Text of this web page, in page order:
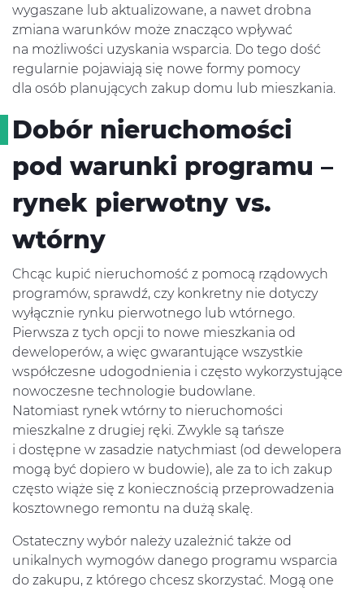
wygaszane lub aktualizowane, a nawet drobna
zmiana warunków może znacząco wpływać
na możliwości uzyskania wsparcia. Do tego dość
regularnie pojawiają się nowe formy pomocy
dla osób planujących zakup domu lub mieszkania.
Dobór nieruchomości
pod warunki programu –
rynek pierwotny vs.
wtórny
Chcąc kupić nieruchomość z pomocą rządowych
programów, sprawdź, czy konkretny nie dotyczy
wyłącznie rynku pierwotnego lub wtórnego.
Pierwsza z tych opcji to nowe mieszkania od
deweloperów, a więc gwarantujące wszystkie
współczesne udogodnienia i często wykorzystujące
nowoczesne technologie budowlane.
Natomiast rynek wtórny to nieruchomości
mieszkalne z drugiej ręki. Zwykle są tańsze
i dostępne w zasadzie natychmiast (od dewelopera
mogą być dopiero w budowie), ale za to ich zakup
często wiąże się z koniecznością przeprowadzenia
kosztownego remontu na dużą skalę.
Ostateczny wybór należy uzależnić także od
unikalnych wymogów danego programu wsparcia
do zakupu, z którego chcesz skorzystać. Mogą one